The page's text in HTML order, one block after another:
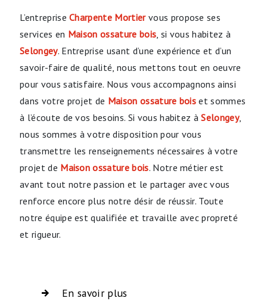
L’entrepriseCharpente Mortiervous propose ses
services en Maison ossature bois , si vous habitez à
Selongey. Entreprise usant d’une expérience et d’un
savoir-faire de qualité, nous mettons tout en oeuvre
pour vous satisfaire. Nous vous accompagnons ainsi
dans votre projet de Maison ossature bois et sommes
à l’écoute de vos besoins. Si vous habitez àSelongey,
nous sommes à votre disposition pour vous
transmettre les renseignements nécessaires à votre
projet de Maison ossature bois. Notre métier est
avant tout notre passion et le partager avec vous
renforce encore plus notre désir de réussir. Toute
notre équipe est qualifiée et travaille avec propreté
et rigueur.
En savoir plus